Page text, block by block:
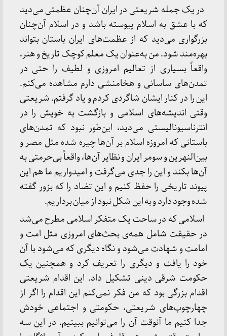
در یک جمله شریعتی در ایران آن‌چنان عظمتی می‌دید
که با عشق به اسلام پیوسته باشد و در اسلام آن‌چنان
بزرگواری می‌دید که از عظمت‌های ایران باستان بتواند
بهره‌مند شود. من به‌عنوان یک معلم کوچک تاریخ و هنر،
واقعاً بسیاری از تعالیم امروزی و لطیف را حتی در
تمدن‌های ساسانی و هخامنشی دارم مشاهده می‌کنم.
این را در کنار ایشان شاگردی کردم و یاد گرفتم. شریعتی
وقتی اندیشه‌های اسلامی و بازگشت به خویش را در
انترناسیونالیستی می‌دید، این‌طور نبود که تمدن‌های
باستانی که امروزه اسلام بر آن‌ها چیره شده مثل مصر و
بین‌النهرین و سومر ایران و نظایر آن‌ها، واقعاً بی‌حرمتی به
آن‌ها بکند و این را جدی می‌گرفت و امیدواریم ما هم این
پیوند تاریخی را حفظ کنیم و این تضاد را که بزور گفته
شده وجود دارد و به این شکل نبود از میان برداریم.
اسلامی که در ساحت یک متفکر اسلامی مطرح می‌شد
در حقیقت شامل همه‌ی بحث‌های امروزی مثل امت و
امامت و شهادت می‌شود و نگاه دیگری که می‌شود با آن
خود را یافت و دیگری را تعریف کرد و همچنین یک
حکومت شرقی دینی تشکیل داد. این اقدام شریعتی
اقدام بزرگی بود که من فکر نمی‌کنم این اقدام را اگر از
چهارچوب‌های شریعتی، حکومتی و اجتماعی خودش
جدا کنیم ما آنوقت آن را می‌توانیم ببینیم. در این سه